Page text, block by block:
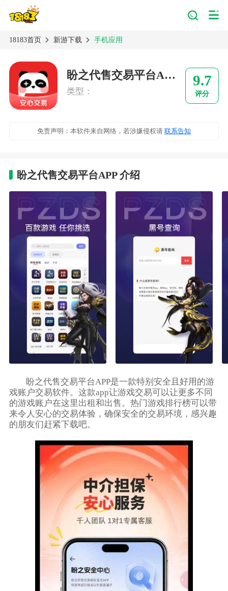
18183首页 新游下载 手机应用
盼之代售交易平台APP
类型：
9.7
评分
免责声明：本软件来自网络，若涉嫌侵权请 联系告知
盼之代售交易平台APP 介绍
盼之代售交易平台APP是一款特别安全且好用的游
戏账户交易软件。这款app让游戏交易可以让更多不同
的游戏账户在这里出租和出售。热门游戏排行榜可以带
来令人安心的交易体验，确保安全的交易环境，感兴趣
的朋友们赶紧下载吧。